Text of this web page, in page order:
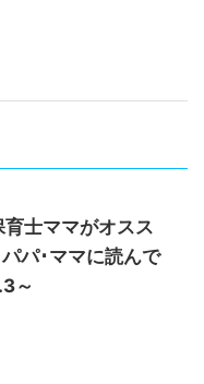
育士ママがオスス
パ･ママに読んで
～